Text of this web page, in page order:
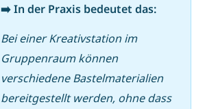
➡️ In der Praxis bedeutet das:
Bei einer Kreativstation im
Gruppenraum können
verschiedene Bastelmaterialien
bereitgestellt werden, ohne dass